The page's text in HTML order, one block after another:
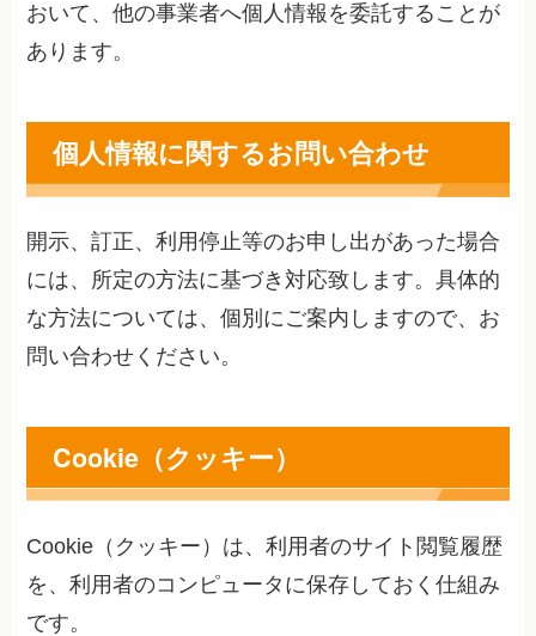
おいて、他の事業者へ個人情報を委託することが
あります。
個人情報に関するお問い合わせ
開示、訂正、利用停止等のお申し出があった場合
には、所定の方法に基づき対応致します。具体的
な方法については、個別にご案内しますので、お
問い合わせください。
Cookie（クッキー）
Cookie（クッキー）は、利用者のサイト閲覧履歴
を、利用者のコンピュータに保存しておく仕組み
です。